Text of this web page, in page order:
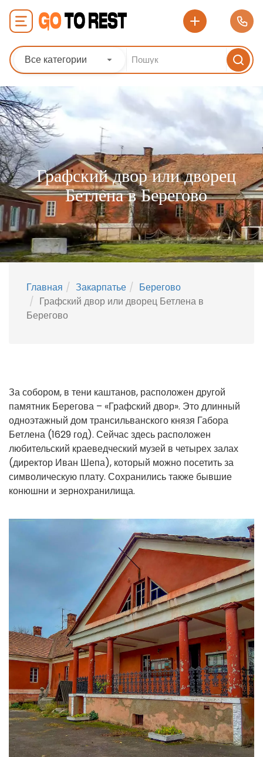
Все категории
Графский двор или дворец
Бетлена в Берегово
Главная Закарпатье
Берегово
Графский двор или дворец Бетлена в
Берегово
За собором, в тени каштанов, расположен другой
памятник Берегова – «Графский двор». Это длинный
одноэтажный дом трансильванского князя Габора
Бетлена (1629 год). Сейчас здесь расположен
любительский краеведческий музей в четырех залах
(директор Иван Шепа), который можно посетить за
символическую плату. Сохранились также бывшие
конюшни и зернохранилища.